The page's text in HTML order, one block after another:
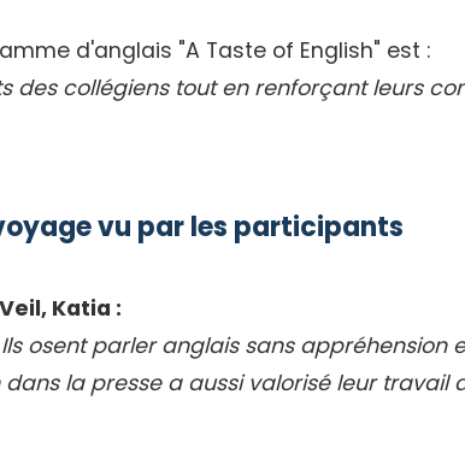
d'anglais "A Taste of English" est :
des collégiens tout en renforçant leurs
vu par les participants
Katia :
osent parler anglais sans appréhension
la presse a aussi valorisé leur travail